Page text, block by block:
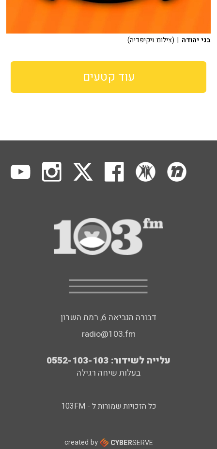
בני יהודה | (צילום: ויקיפדיה)
עוד קטעים
דבורה הנביאה 6, רמת השרון
radio@103.fm
עלייה לשידור: 0552-103-103
בעלות שיחה רגילה
כל הזכויות שמורות ל - 103FM
created by CYBERSERVE